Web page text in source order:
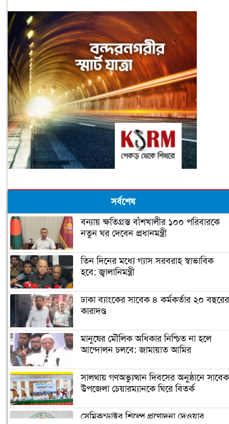
সর্বশেষ
বন্যায় ক্ষতিগ্রস্ত বাঁশখালীর ১০০ পরিবারকে
নতুন ঘর দেবেন প্রধানমন্ত্রী
তিন দিনের মধ্যে গ্যাস সরবরাহ স্বাভাবিক
হবে: জ্বালানিমন্ত্রী
ঢাকা ব্যাংকের সাবেক ৪ কর্মকর্তার ২০ বছরের
কারাদণ্ড
মানুষের মৌলিক অধিকার নিশ্চিত না হলে
আন্দোলন চলবে: জামায়াত আমির
সালথায় গণঅভ্যুত্থান দিবসের অনুষ্ঠানে সাবেক
উপজেলা চেয়ারম্যানকে ঘিরে বিতর্ক
সেমিকন্ডাক্টর শিল্পে প্রণোদনা দেওয়ার